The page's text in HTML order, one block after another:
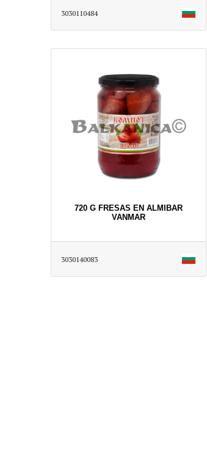
3030110484
720 G FRESAS EN ALMIBAR
VANMAR
3030140083